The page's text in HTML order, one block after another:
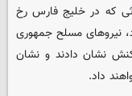
که در خلیج فارس رخ
نیروهای مسلح جمهوری
نشان دادند و نشان
داد.